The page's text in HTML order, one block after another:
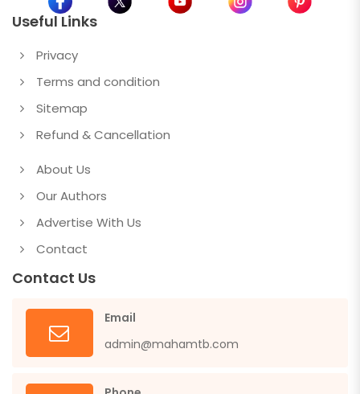
Useful Links
Privacy
Terms and condition
Sitemap
Refund & Cancellation
About Us
Our Authors
Advertise With Us
Contact
Contact Us
Email
admin@mahamtb.com